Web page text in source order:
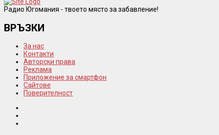
Радио Югомания - твоето място за забавление!
ВРЪЗКИ
За нас
Контакти
Авторски права
Реклама
Приложение за смартфон
Сайтове
Поверителност